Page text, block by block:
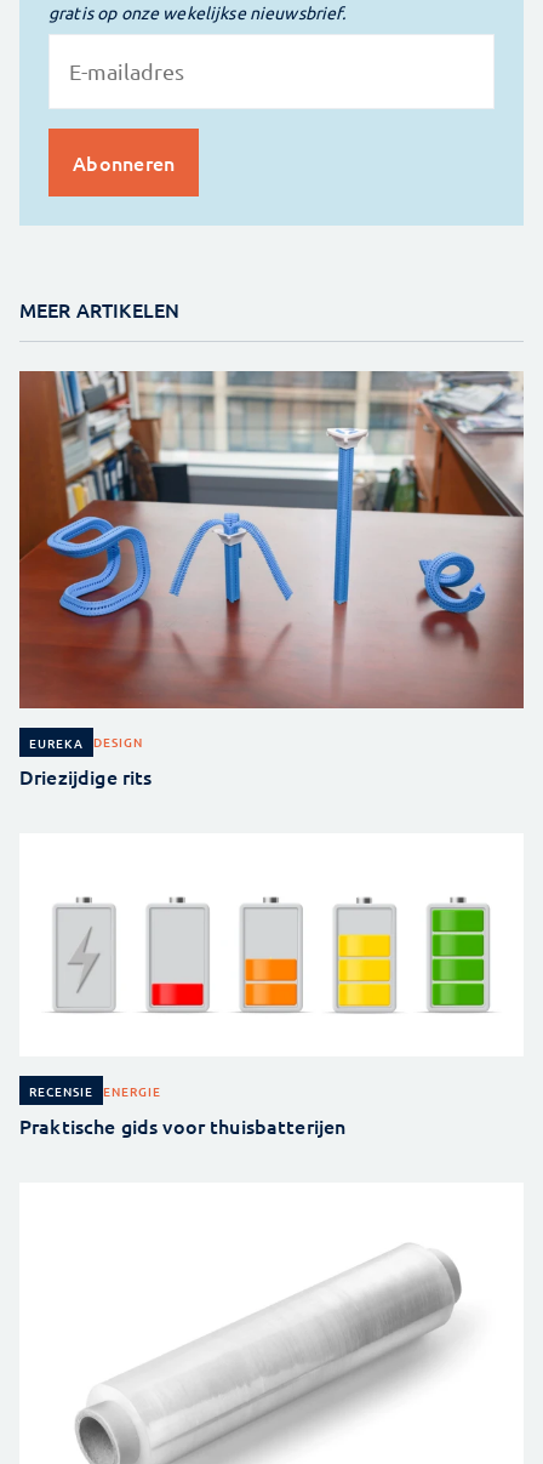
gratis op onze wekelijkse nieuwsbrief.
MEER ARTIKELEN
EUREKA DESIGN
Driezijdige rits
RECENSIE ENERGIE
Praktische gids voor thuisbatterijen